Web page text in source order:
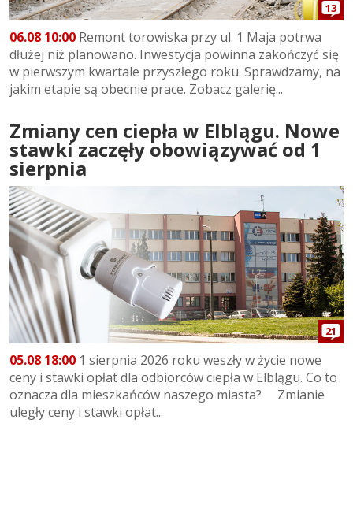
13
06.08 10:00 Remont torowiska przy ul. 1 Maja potrwa
dłużej niż planowano. Inwestycja powinna zakończyć się
w pierwszym kwartale przyszłego roku. Sprawdzamy, na
jakim etapie są obecnie prace. Zobacz galerię...
Zmiany cen ciepła w Elblągu. Nowe
stawki zaczęły obowiązywać od 1
sierpnia
21
05.08 18:00 1 sierpnia 2026 roku weszły w życie nowe
ceny i stawki opłat dla odbiorców ciepła w Elblągu. Co to
oznacza dla mieszkańców naszego miasta? Zmianie
uległy ceny i stawki opłat...